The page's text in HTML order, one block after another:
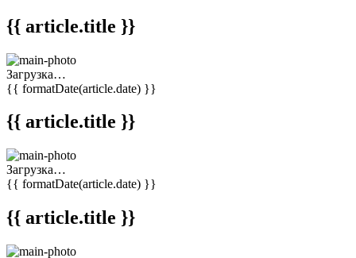
{{ article.title }}
Загрузка…
{{ formatDate(article.date) }}
{{ article.title }}
Загрузка…
{{ formatDate(article.date) }}
{{ article.title }}